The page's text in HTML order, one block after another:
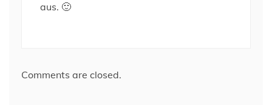
aus. 🙂
Comments are closed.